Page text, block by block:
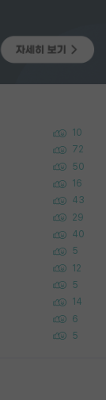
10
72
50
16
43
29
40
5
12
5
14
6
5